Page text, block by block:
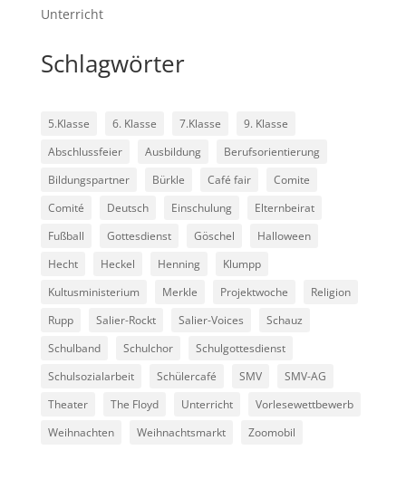
Unterricht
Schlagwörter
5.Klasse 6. Klasse 7.Klasse
9. Klasse
Abschlussfeier
Ausbildung
Berufsorientierung
Bildungspartner
Bürkle Café fair
Comite
Comité
Deutsch Einschulung
Elternbeirat
Fußball
Gottesdienst Göschel
Halloween
Hecht
Heckel Henning
Klumpp
Kultusministerium
Merkle Projektwoche
Religion
Rupp
Salier-Rockt Salier-Voices
Schauz
Schulband
Schulchor
Schulgottesdienst
Schulsozialarbeit
Schülercafé SMV
SMV-AG
Theater
The Floyd Unterricht
Vorlesewettbewerb
Weihnachten
Weihnachtsmarkt Zoomobil